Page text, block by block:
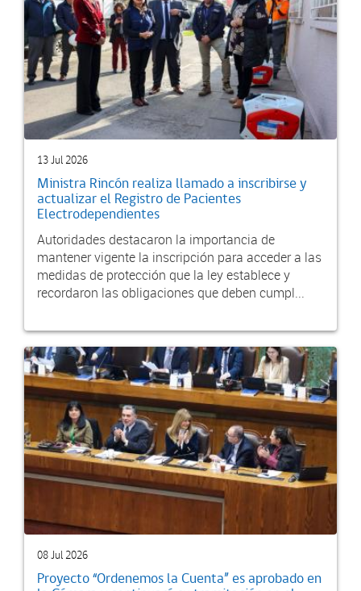
13 Jul 2026
Ministra Rincón realiza llamado a inscribirse y
actualizar el Registro de Pacientes
Electrodependientes
Autoridades destacaron la importancia de
mantener vigente la inscripción para acceder a las
medidas de protección que la ley establece y
recordaron las obligaciones que deben cumpl...
08 Jul 2026
Proyecto “Ordenemos la Cuenta” es aprobado en